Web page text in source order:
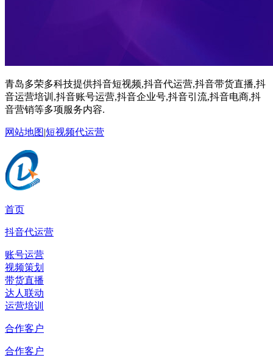
青岛多荣多科技提供抖音短视频,抖音代运营,抖音带货直播,抖
音运营培训,抖音账号运营,抖音企业号,抖音引流,抖音电商,抖
音营销等多项服务内容.
网站地图|短视频代运营
首页
抖音代运营
账号运营
视频策划
带货直播
达人联动
运营培训
合作客户
合作客户